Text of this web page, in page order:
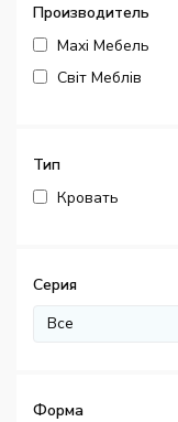
Производитель
Maxi Мебель
Світ Меблів
Тип
Кровать
Серия
Все
Форма